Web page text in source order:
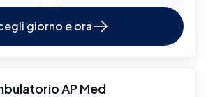
giorno e ora
AP Med